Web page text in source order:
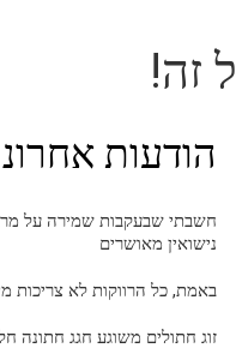
זה!
הודעות
חשבתי שבעקבות שמירה על
נישואין מאושרים
באמת, כל הרווקות לא צריכות
זוג חתולים משוגע חגג חתונה